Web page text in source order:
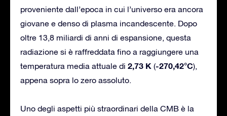
proveniente dall’epoca in cui l’universo era ancora
giovane e denso di plasma incandescente. Dopo
oltre 13,8 miliardi di anni di espansione, questa
radiazione si è raffreddata fino a raggiungere una
temperatura media attuale di 2,73 K (-270,42°C),
appena sopra lo zero assoluto.
Uno degli aspetti più straordinari della CMB è la